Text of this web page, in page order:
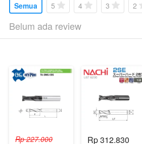
Semua 5 4 3 2
Belum ada review
Rp 227.000 Rp 312.830